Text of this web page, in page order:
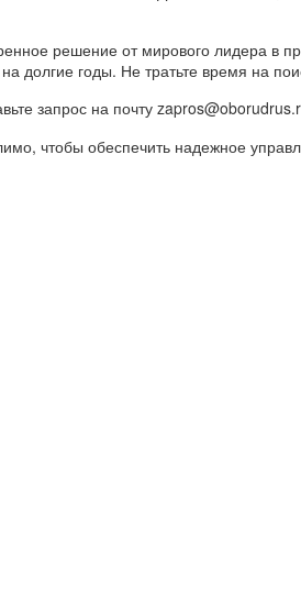
решение от мирового лидера в
долгие годы. Не тратьте время на
запрос на почту
чтобы обеспечить надежное